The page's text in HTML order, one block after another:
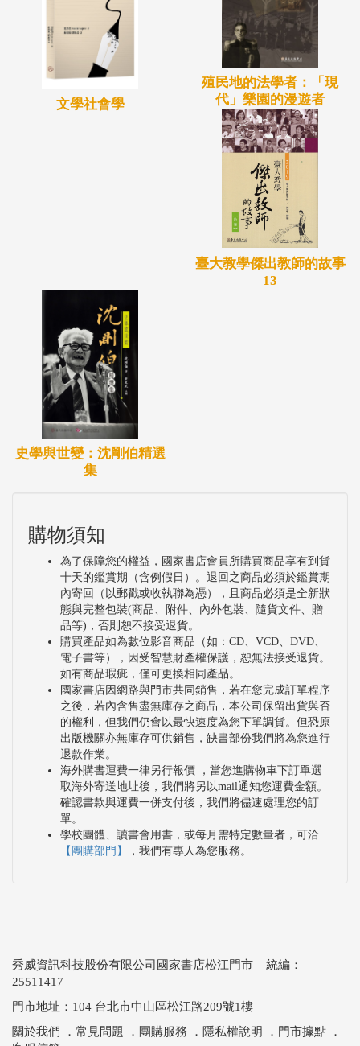
素等三個角度來考察以北魏平城時期為主的墓葬圖
像；下編三章則以石牀圍屏為主體，進而認識粟特人
與北魏墓葬文化之間的承繼關係。
文學社會學
殖民地的法學者：「現
代」樂園的漫遊者
臺大教學傑出教師的故事
13
史學與世變：沈剛伯精選
集
購物須知
為了保障您的權益，國家書店會員所購買商品享有到貨
十天的鑑賞期（含例假日）。退回之商品必須於鑑賞期
內寄回（以郵戳或收執聯為憑），且商品必須是全新狀
態與完整包裝(商品、附件、內外包裝、隨貨文件、贈
品等)，否則恕不接受退貨。
購買產品如為數位影音商品（如：CD、VCD、DVD、
電子書等），因受智慧財產權保護，恕無法接受退貨。
如有商品瑕疵，僅可更換相同產品。
國家書店因網路與門市共同銷售，若在您完成訂單程序
之後，若內含售盡無庫存之商品，本公司保留出貨與否
的權利，但我們仍會以最快速度為您下單調貨。但恐原
出版機關亦無庫存可供銷售，缺書部份我們將為您進行
退款作業。
海外購書運費一律另行報價 ，當您進購物車下訂單選
取海外寄送地址後，我們將另以mail通知您運費金額。
確認書款與運費一併支付後，我們將儘速處理您的訂
單。
學校團體、讀書會用書，或每月需特定數量者，可洽
【團購部門】
，我們有專人為您服務。
秀威資訊科技股份有限公司國家書店松江門市 統編：
25511417
門市地址：104 台北市中山區松江路209號1樓
關於我們
． 常見問題 ． 團購服務 ． 隱私權說明 ． 門市據點 ．